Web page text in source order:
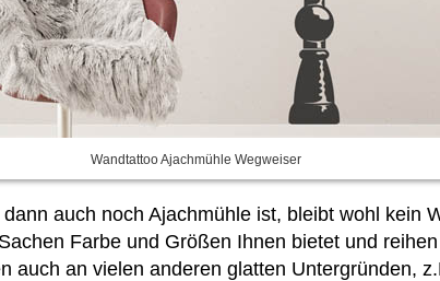
Wandtattoo Ajachmühle Wegweiser
auch noch Ajachmühle ist, bleibt wohl kein
Farbe und Größen Ihnen bietet und
auch an vielen anderen glatten Untergründen,